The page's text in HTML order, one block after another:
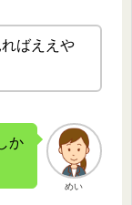
ばええや
めい
か